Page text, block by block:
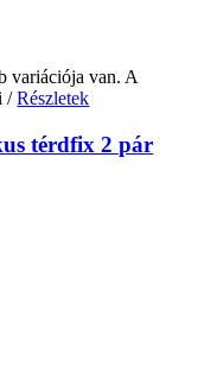
variációja van. A
/ Részletek
térdfix 2 pár